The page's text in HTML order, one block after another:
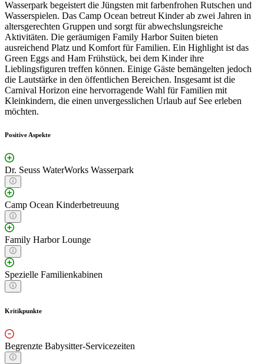
Wasserpark begeistert die Jüngsten mit farbenfrohen Rutschen und
Wasserspielen. Das Camp Ocean betreut Kinder ab zwei Jahren in
altersgerechten Gruppen und sorgt für abwechslungsreiche
Aktivitäten. Die geräumigen Family Harbor Suiten bieten
ausreichend Platz und Komfort für Familien. Ein Highlight ist das
Green Eggs and Ham Frühstück, bei dem Kinder ihre
Lieblingsfiguren treffen können. Einige Gäste bemängelten jedoch
die Lautstärke in den öffentlichen Bereichen. Insgesamt ist die
Carnival Horizon eine hervorragende Wahl für Familien mit
Kleinkindern, die einen unvergesslichen Urlaub auf See erleben
möchten.
Positive Aspekte
Dr. Seuss WaterWorks Wasserpark
Camp Ocean Kinderbetreuung
Family Harbor Lounge
Spezielle Familienkabinen
Kritikpunkte
Begrenzte Babysitter-Servicezeiten